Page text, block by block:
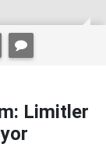
Limitler